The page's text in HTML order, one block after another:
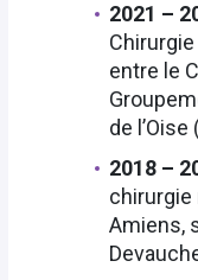
2021 –
entre le
de l’Oise
2018 –
chirurgie
Amiens,